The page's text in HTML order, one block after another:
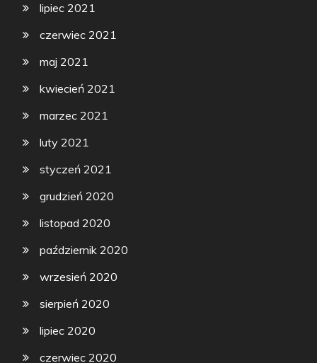
lipiec 2021
czerwiec 2021
maj 2021
kwiecień 2021
marzec 2021
luty 2021
styczeń 2021
grudzień 2020
listopad 2020
październik 2020
wrzesień 2020
sierpień 2020
lipiec 2020
czerwiec 2020